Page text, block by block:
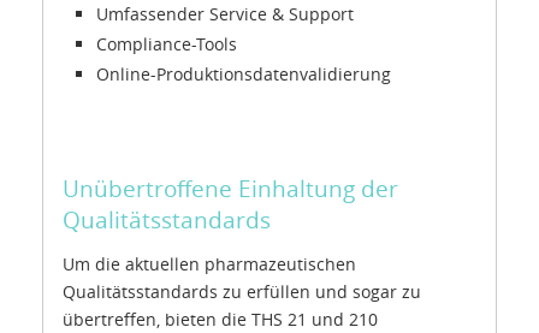
Umfassender Service & Support
Compliance-Tools
Online-Produktionsdatenvalidierung
Unübertroffene Einhaltung der
Qualitätsstandards
Um die aktuellen pharmazeutischen
Qualitätsstandards zu erfüllen und sogar zu
übertreffen, bieten die THS 21 und 210